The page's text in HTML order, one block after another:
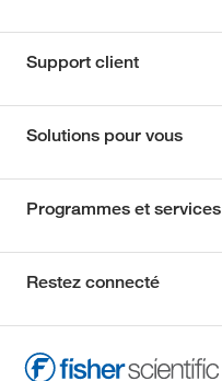
Support client
Solutions pour vous
Programmes et services
Restez connecté